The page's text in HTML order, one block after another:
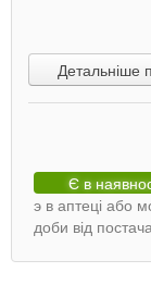
Детальніше
Є в
э в аптеці або
доби від